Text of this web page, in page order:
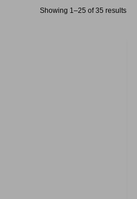
Showing 1–25 of 35 results